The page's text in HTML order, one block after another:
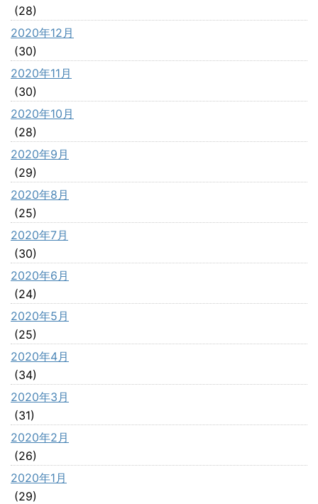
(28)
2020年12月
(30)
2020年11月
(30)
2020年10月
(28)
2020年9月
(29)
2020年8月
(25)
2020年7月
(30)
2020年6月
(24)
2020年5月
(25)
2020年4月
(34)
2020年3月
(31)
2020年2月
(26)
2020年1月
(29)